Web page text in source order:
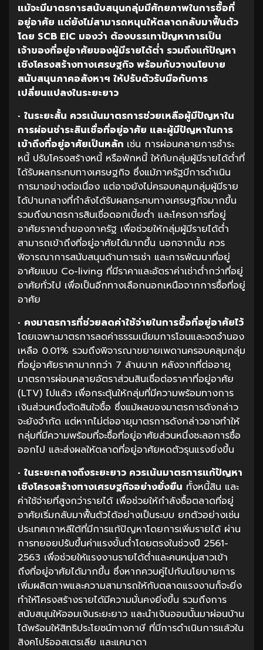
แม้จะมีมาตรการสนับสนุนกลุ่มมีศักยภาพในการซื้อที่
อยู่อาศัย แต่ยังไม่สามารถหนุนให้ตลาดกลับมาฟื้นตัว
โดย SCB EIC มองว่า ต้องบรรเทาปัญหาการเป็น
เจ้าของที่อยู่อาศัยของผู้มีรายได้ต่ำ รวมถึงแก้ปัญหา
เชิงโครงสร้างทางเศรษฐกิจ พร้อมกับวางนโยบาย
สนับสนุนภาคอสังหาฯ ให้ปรับตัวรับมือกับการ
เปลี่ยนแปลงในระยะยาว
• ในระยะสั้น ควรเน้นมาตรการช่วยเหลือผู้มีปัญหาใน
การผ่อนชำระสินเชื่อที่อยู่อาศัย และผู้มีปัญหาในการ
เข้าถึงที่อยู่อาศัยเป็นหลัก เช่น การผ่อนคลายการชำระ
หนี้ ปรับโครงสร้างหนี้ หรือพักหนี้ ให้กับกลุ่มผู้มีรายได้ต่ำที่
ได้รับผลกระทบทางเศรษฐกิจ ซึ่งแม้ภาครัฐมีการดำเนิน
การมาอย่างต่อเนื่อง แต่อาจยังไม่ครอบคลุมกลุ่มผู้มีราย
ได้ปานกลางที่กำลังได้รับผลกระทบทางเศรษฐกิจมากขึ้น
รวมถึงมาตรการสินเชื่อดอกเบี้ยต่ำ และโครงการที่อยู่
อาศัยราคาต่ำของภาครัฐ เพื่อช่วยให้กลุ่มผู้มีรายได้ต่ำ
สามารถเข้าถึงที่อยู่อาศัยได้มากขึ้น นอกจากนั้น ควร
พิจารณาการสนับสนุนด้านการเช่า และการพัฒนาที่อยู่
อาศัยแบบ Co-living ที่มีราคาและอัตราค่าเช่าต่ำกว่าที่อยู่
อาศัยทั่วไป เพื่อเป็นอีกทางเลือกนอกเหนือจากการซื้อที่อยู่
อาศัย
• คงมาตรการที่ช่วยลดค่าใช้จ่ายในการซื้อที่อยู่อาศัยไว้
โดยเฉพาะมาตรการลดค่าธรรมเนียมการโอนและจดจำนอง
เหลือ 0.01% รวมถึงพิจารณาขยายเพดานครอบคลุมกลุ่ม
ที่อยู่อาศัยราคามากกว่า 7 ล้านบาท หลังจากที่ต่ออายุ
มาตรการผ่อนคลายอัตราส่วนสินเชื่อต่อราคาที่อยู่อาศัย
(LTV) ไปแล้ว เพื่อกระตุ้นให้กลุ่มที่มีความพร้อมทางการ
เงินส่วนหนึ่งตัดสินใจซื้อ ซึ่งแม้ผลของมาตรการดังกล่าว
จะยังจำกัด แต่หากไม่ต่ออายุมาตรการดังกล่าวอาจทำให้
กลุ่มที่มีความพร้อมที่จะซื้อที่อยู่อาศัยส่วนหนึ่งชะลอการซื้อ
ออกไป และส่งผลให้ตลาดที่อยู่อาศัยหดตัวรุนแรงยิ่งขึ้น
• ในระยะกลางถึงระยะยาว ควรเน้นมาตรการแก้ปัญหา
เชิงโครงสร้างทางเศรษฐกิจอย่างยั่งยืน ทั้งหนี้สิน และ
ค่าใช้จ่ายที่สูงกว่ารายได้ เพื่อช่วยให้กำลังซื้อตลาดที่อยู่
อาศัยเริ่มกลับมาฟื้นตัวได้อย่างเป็นระบบ ยกตัวอย่างเช่น
ประเทศเกาหลีใต้ที่มีการแก้ปัญหาโดยการเพิ่มรายได้ ผ่าน
การทยอยปรับขึ้นค่าแรงขั้นต่ำโดยตรงในช่วงปี 2561-
2563 เพื่อช่วยให้แรงงานรายได้ต่ำและคนหนุ่มสาวเข้า
ถึงที่อยู่อาศัยได้มากขึ้น ซึ่งหากควบคู่ไปกับนโยบายการ
เพิ่มผลิตภาพและความสามารถให้กับตลาดแรงงานก็จะยิ่ง
ทำให้โครงสร้างรายได้มีความมั่นคงยิ่งขึ้น รวมถึงการ
สนับสนุนให้ออมเงินระยะยาว และนำเงินออมนั้นมาผ่อนบ้าน
ได้พร้อมให้สิทธิประโยชน์ทางภาษี ที่มีการดำเนินการแล้วใน
สิงคโปร์ออสเตรเลีย และแคนาดา